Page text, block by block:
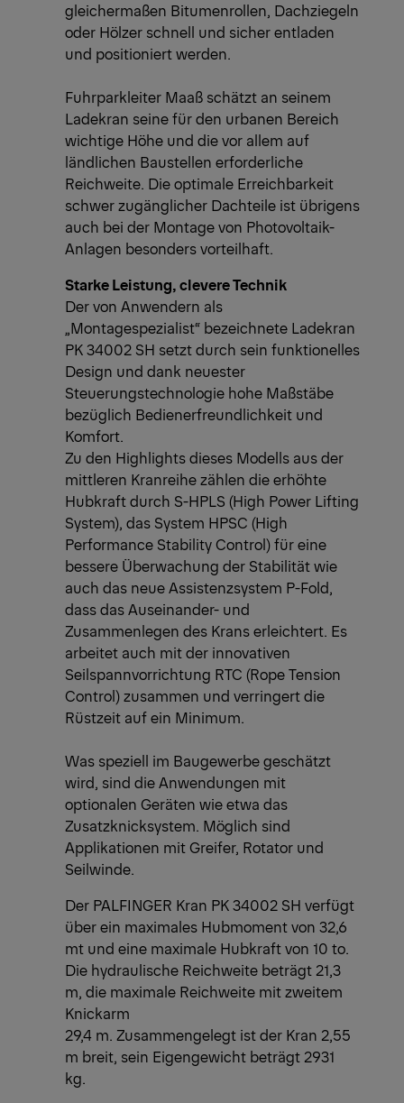
gleichermaßen Bitumenrollen, Dachziegeln
oder Hölzer schnell und sicher entladen
und positioniert werden.
Fuhrparkleiter Maaß schätzt an seinem
Ladekran seine für den urbanen Bereich
wichtige Höhe und die vor allem auf
ländlichen Baustellen erforderliche
Reichweite. Die optimale Erreichbarkeit
schwer zugänglicher Dachteile ist übrigens
auch bei der Montage von Photovoltaik-
Anlagen besonders vorteilhaft.
Starke Leistung, clevere Technik
Der von Anwendern als
„Montagespezialist“ bezeichnete Ladekran
PK 34002 SH setzt durch sein funktionelles
Design und dank neuester
Steuerungstechnologie hohe Maßstäbe
bezüglich Bedienerfreundlichkeit und
Komfort.
Zu den Highlights dieses Modells aus der
mittleren Kranreihe zählen die erhöhte
Hubkraft durch S-HPLS (High Power Lifting
System), das System HPSC (High
Performance Stability Control) für eine
bessere Überwachung der Stabilität wie
auch das neue Assistenzsystem P-Fold,
dass das Auseinander- und
Zusammenlegen des Krans erleichtert. Es
arbeitet auch mit der innovativen
Seilspannvorrichtung RTC (Rope Tension
Control) zusammen und verringert die
Rüstzeit auf ein Minimum.
Was speziell im Baugewerbe geschätzt
wird, sind die Anwendungen mit
optionalen Geräten wie etwa das
Zusatzknicksystem. Möglich sind
Applikationen mit Greifer, Rotator und
Seilwinde.
Der PALFINGER Kran PK 34002 SH verfügt
über ein maximales Hubmoment von 32,6
mt und eine maximale Hubkraft von 10 to.
Die hydraulische Reichweite beträgt 21,3
m, die maximale Reichweite mit zweitem
Knickarm
29,4 m. Zusammengelegt ist der Kran 2,55
m breit, sein Eigengewicht beträgt 2931
kg.